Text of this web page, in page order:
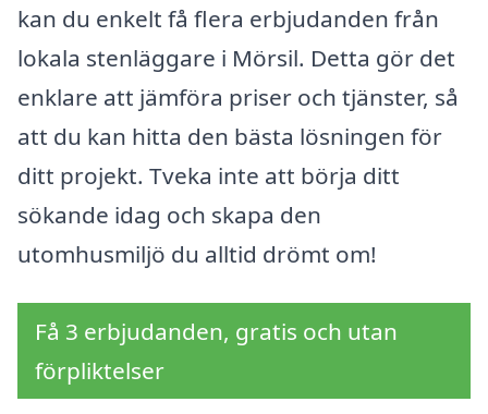
kan du enkelt få flera erbjudanden från
lokala stenläggare i Mörsil. Detta gör det
enklare att jämföra priser och tjänster, så
att du kan hitta den bästa lösningen för
ditt projekt. Tveka inte att börja ditt
sökande idag och skapa den
utomhusmiljö du alltid drömt om!
Få 3 erbjudanden, gratis och utan
förpliktelser